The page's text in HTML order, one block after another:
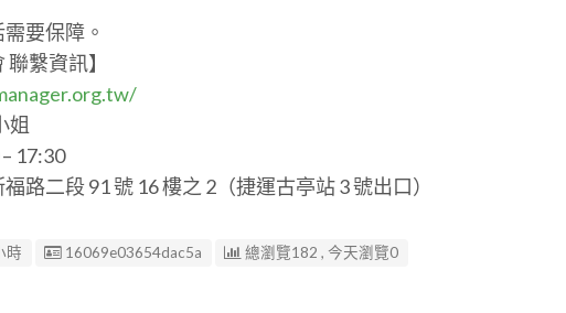
要保障。
繫資訊】
姐
17:30
路二段 91 號 16 樓之 2（捷運古亭站 3 號出口）
時 廣告编號
16069e03654dac5a 總瀏覽182 , 今天瀏覽0